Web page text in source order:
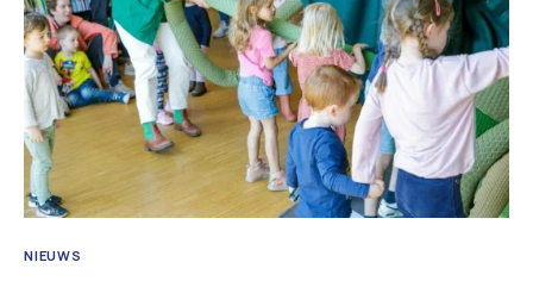
NIEUWS